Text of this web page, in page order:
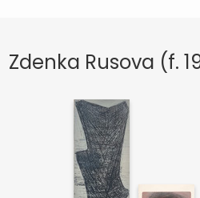
Zdenka Rusova (f.